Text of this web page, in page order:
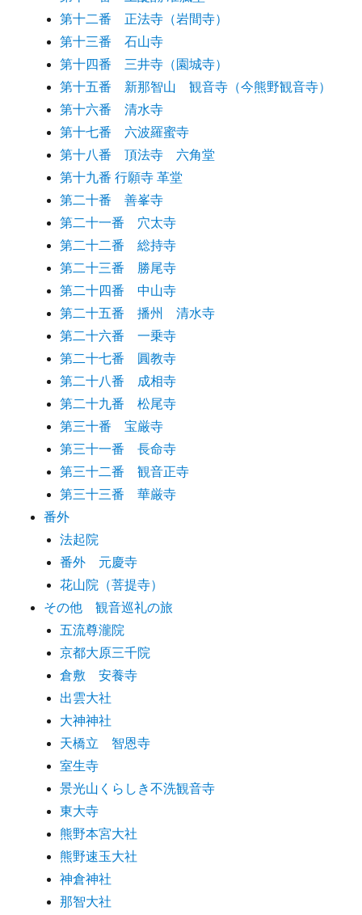
第十二番 正法寺（岩間寺）
第十三番 石山寺
第十四番 三井寺（園城寺）
第十五番 新那智山 観音寺（今熊野観音寺）
第十六番 清水寺
第十七番 六波羅蜜寺
第十八番 頂法寺 六角堂
第十九番 行願寺 革堂
第二十番 善峯寺
第二十一番 穴太寺
第二十二番 総持寺
第二十三番 勝尾寺
第二十四番 中山寺
第二十五番 播州 清水寺
第二十六番 一乗寺
第二十七番 圓教寺
第二十八番 成相寺
第二十九番 松尾寺
第三十番 宝厳寺
第三十一番 長命寺
第三十二番 観音正寺
第三十三番 華厳寺
番外
法起院
番外 元慶寺
花山院（菩提寺）
その他 観音巡礼の旅
五流尊瀧院
京都大原三千院
倉敷 安養寺
出雲大社
大神神社
天橋立 智恩寺
室生寺
景光山くらしき不洗観音寺
東大寺
熊野本宮大社
熊野速玉大社
神倉神社
那智大社